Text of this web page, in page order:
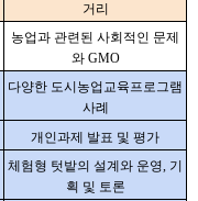
거리
농업과 관련된 사회적인 문제
와 GMO
다양한 도시농업교육프로그램
사례
개인과제 발표 및 평가
체험형 텃밭의 설계와 운영, 기
획 및 토론